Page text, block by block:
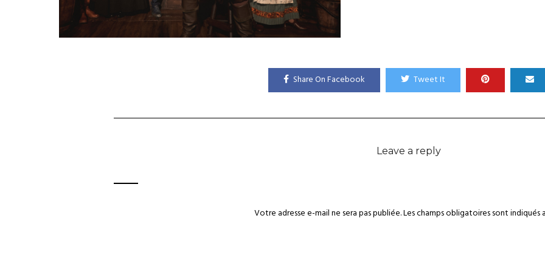
Share On Facebook Tweet It
Leave a reply
Votre adresse e-mail ne sera pas publiée.Les champs obligatoires sont indiqués